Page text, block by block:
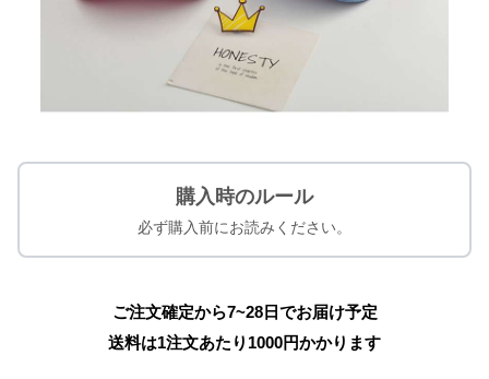
購入時のルール
必ず購入前にお読みください。
ご注文確定から7~28日でお届け予定
送料は1注文あたり 1000円かかります